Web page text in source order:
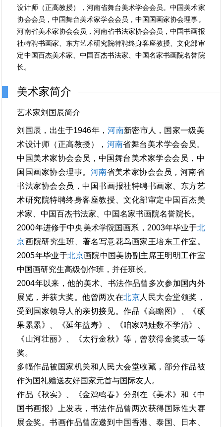
设计师（正高教授），河南省舞台美术学会会员。中国美术家
协会会员，中国舞台美术家学会会员，中国国画家协会理事。
河南省美术家协会会员，河南省书法家协会会员，中国书画报
社特聘书画家、东方艺术研究院特聘终身客座教授、文化部审
定中国百杰美术家、中国百杰书法家、中国名家书画院名誉院
长。
美术家简介
艺术家刘国辰简介
刘国辰，出生于1946年，河南新密市人，国家一级美
术设计师（正高教授）， 河南省舞台美术学会会员。
中国美术家协会会员，中国舞台美术家学会会员，中
国国画家协会理事。 河南省美术家协会会员，河南省
书法家协会会员，中国书画报社特聘书画家、东方艺
术研究院特聘终身客座教授、文化部审定中国百杰美
术家、中国百杰书法家、中国名家书画院名誉院长。
2000年进修于中央美术学院国画系，2003年毕业于北
京画院研究生班、著名写意花鸟画家王培东工作室。
2005年毕业于北京画院中国美协副主席王明明工作室
中国画研究生高级创作班，并任班长。
2004年以来，他的美术、书法作品曾多次参加国内外
展览，并获大奖。他曾两次在北京人民大会堂领奖，
受到国家领导人的亲切接见。作品《高瞻图》、《硕
果累累》、《延年益寿》、《咱家鸡娃数不学清》、
《山河壮丽》、《太行金秋》等，曾获得金奖或一等
奖。
多幅作品被国家机关和人民大会堂收藏，部分作品被
作为国礼赠送友好国家元首与国际友人。
作品《秋实》、《金鸡鸣春》分别在《美术》和《中
国书画报》上发表，书法作品曾两次获得国际性大赛
展金奖。书画作品曾应邀到中国香港、泰国、日本、